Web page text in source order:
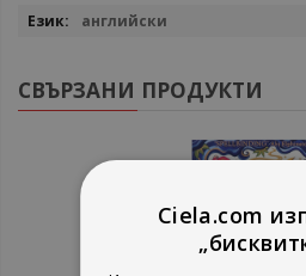
английски
СВЪРЗАНИ ПРОДУКТИ
Ciela.com